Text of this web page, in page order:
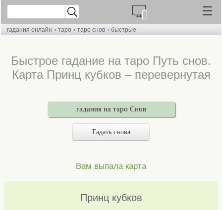
гадания онлайн › таро › таро снов › быстрые
Быстрое гадание на таро Путь снов.
Карта Принц кубков – перевернутая
гадания на таро Снов
Гадать снова
Вам выпала карта
Принц кубков